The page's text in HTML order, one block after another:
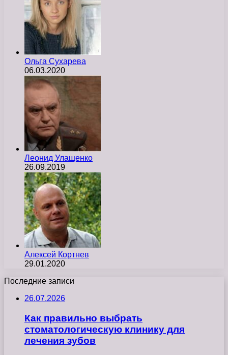
Ольга Сухарева
06.03.2020
Леонид Улащенко
26.09.2019
Алексей Кортнев
29.01.2020
Последние записи
26.07.2026
Как правильно выбрать
стоматологическую клинику для
лечения зубов